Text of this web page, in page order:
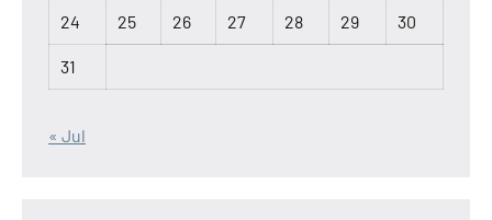
24 25 26 27 28 29 30
31
« Jul